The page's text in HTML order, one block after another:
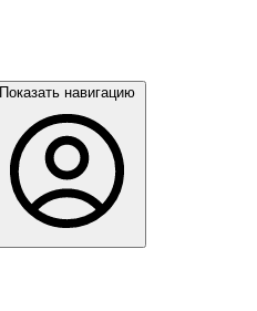
Показать навигацию